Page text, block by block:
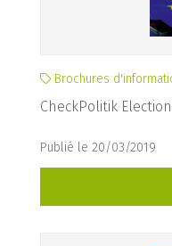
Brochures
CheckPolitik
Publié le 20/03/2019